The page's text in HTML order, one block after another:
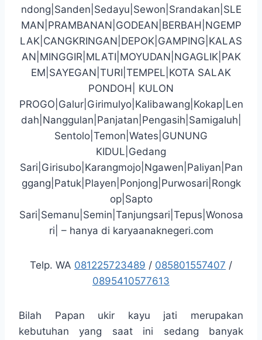
ndong|Sanden|Sedayu|Sewon|Srandakan|SLE
MAN|PRAMBANAN|GODEAN|BERBAH|NGEMP
LAK|CANGKRINGAN|DEPOK|GAMPING|KALAS
AN|MINGGIR|MLATI|MOYUDAN|NGAGLIK|PAK
EM|SAYEGAN|TURI|TEMPEL|KOTA SALAK
PONDOH| KULON
PROGO|Galur|Girimulyo|Kalibawang|Kokap|Len
dah|Nanggulan|Panjatan|Pengasih|Samigaluh|
Sentolo|Temon|Wates|GUNUNG
KIDUL|Gedang
Sari|Girisubo|Karangmojo|Ngawen|Paliyan|Pan
ggang|Patuk|Playen|Ponjong|Purwosari|Rongk
op|Sapto
Sari|Semanu|Semin|Tanjungsari|Tepus|Wonosa
ri| – hanya di karyaanaknegeri.com
Telp. WA 081225723489 / 085801557407 /
0895410577613
Bilah Papan ukir kayu jati merupakan
kebutuhan yang saat ini sedang banyak